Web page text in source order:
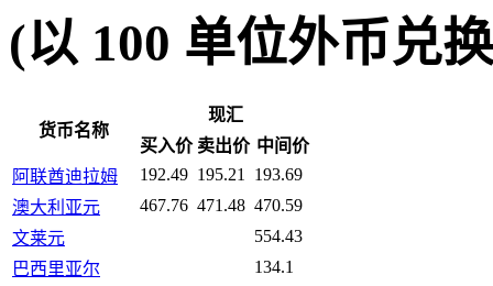
(以 100 单位外币兑
货币名称
现汇
买入价 卖出价 中间价
阿联酋迪拉姆
192.49 195.21
193.69
澳大利亚元
467.76 471.48 470.59
文莱元
554.43
巴西里亚尔
134.1